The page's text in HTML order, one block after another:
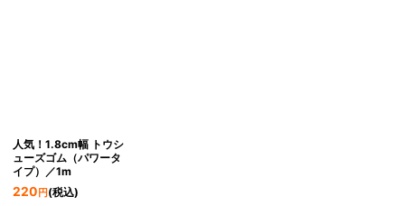
人気！1.8cm幅 トウシ
ューズゴム（パワータ
イプ）／1m
220 円 (税込)